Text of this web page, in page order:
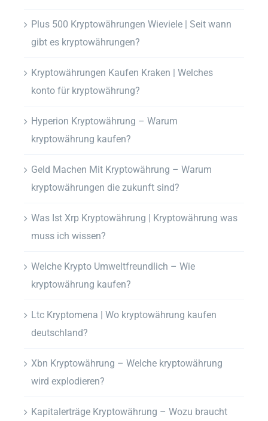
Plus 500 Kryptowährungen Wieviele | Seit wann
gibt es kryptowährungen?
Kryptowährungen Kaufen Kraken | Welches
konto für kryptowährung?
Hyperion Kryptowährung – Warum
kryptowährung kaufen?
Geld Machen Mit Kryptowährung – Warum
kryptowährungen die zukunft sind?
Was Ist Xrp Kryptowährung | Kryptowährung was
muss ich wissen?
Welche Krypto Umweltfreundlich – Wie
kryptowährung kaufen?
Ltc Kryptomena | Wo kryptowährung kaufen
deutschland?
Xbn Kryptowährung – Welche kryptowährung
wird explodieren?
Kapitalerträge Kryptowährung – Wozu braucht